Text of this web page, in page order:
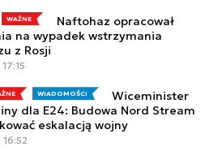
WAŻNE
Naftohaz opracował
na wypadek wstrzymania
z Rosji
WIADOMOŚCI
Wiceminister
dla E24: Budowa Nord Stream
eskalacją wojny